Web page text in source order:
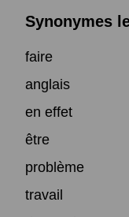
Synonymes
faire
anglais
en effet
être
problème
travail